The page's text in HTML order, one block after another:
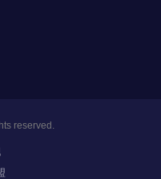
reserved.